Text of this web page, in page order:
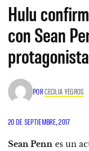
Hulu
con Sean
protagonista
PORCECILIA YEGROS
20 DE SEPTIEMBRE, 2017
Sean Penn es un